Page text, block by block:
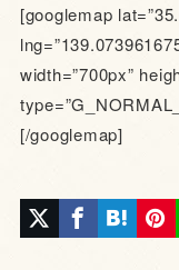
[googlemap
width=”700px”
[/googlemap]